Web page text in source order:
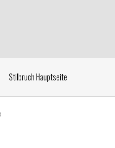
Stilbruch Hauptseite